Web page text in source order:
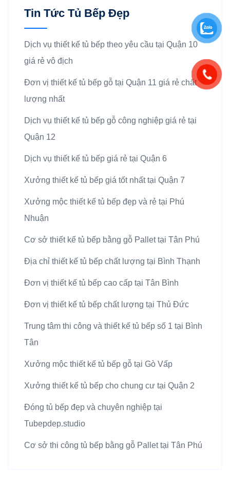
Tin Tức Tủ Bếp Đẹp
Dịch vụ thiết kế tủ bếp theo yêu cầu tại Quận 10
giá rẻ vô địch
Đơn vị thiết kế tủ bếp gỗ tại Quận 11 giá rẻ chất
lượng nhất
Dịch vụ thiết kế tủ bếp gỗ công nghiệp giá rẻ tại
Quận 12
Dịch vụ thiết kế tủ bếp giá rẻ tại Quận 6
Xưởng thiết kế tủ bếp giá tốt nhất tại Quận 7
Xưởng mộc thiết kế tủ bếp đẹp và rẻ tại Phú
Nhuận
Cơ sở thiết kế tủ bếp bằng gỗ Pallet tại Tân Phú
Địa chỉ thiết kế tủ bếp chất lượng tại Bình Thạnh
Đơn vị thiết kế tủ bếp cao cấp tại Tân Bình
Đơn vị thiết kế tủ bếp chất lượng tại Thủ Đức
Trung tâm thi công và thiết kế tủ bếp số 1 tại Bình
Tân
Xưởng mộc thiết kế tủ bếp gỗ tại Gò Vấp
Xưởng thiết kế tủ bếp cho chung cư tại Quận 2
Đóng tủ bếp đẹp và chuyên nghiệp tại
Tubepdep.studio
Cơ sở thi công tủ bếp bằng gỗ Pallet tại Tân Phú